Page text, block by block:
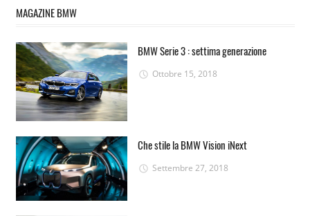
MAGAZINE BMW
BMW Serie 3 : settima generazione
Ottobre 15, 2018
Che stile la BMW Vision iNext
Settembre 27, 2018